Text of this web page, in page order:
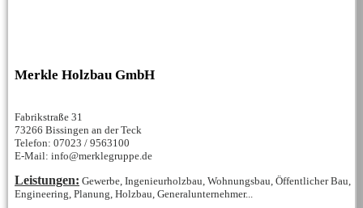
Merkle Holzbau GmbH
Fabrikstraße 31
73266 Bissingen an der Teck
Telefon: 07023 / 9563100
E-Mail: info@merklegruppe.de
Leistungen: Gewerbe, Ingenieurholzbau, Wohnungsbau, Öffentlicher Bau,
Engineering, Planung, Holzbau, Generalunternehmer...